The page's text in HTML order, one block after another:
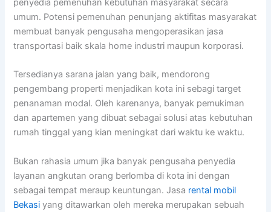
penyedia pemenuhan kebutuhan masyarakat secara
umum. Potensi pemenuhan penunjang aktifitas masyarakat
membuat banyak pengusaha mengoperasikan jasa
transportasi baik skala home industri maupun korporasi.
Tersedianya sarana jalan yang baik, mendorong
pengembang properti menjadikan kota ini sebagi target
penanaman modal. Oleh karenanya, banyak pemukiman
dan apartemen yang dibuat sebagai solusi atas kebutuhan
rumah tinggal yang kian meningkat dari waktu ke waktu.
Bukan rahasia umum jika banyak pengusaha penyedia
layanan angkutan orang berlomba di kota ini dengan
sebagai tempat meraup keuntungan. Jasa rental mobil
Bekasi yang ditawarkan oleh mereka merupakan sebuah